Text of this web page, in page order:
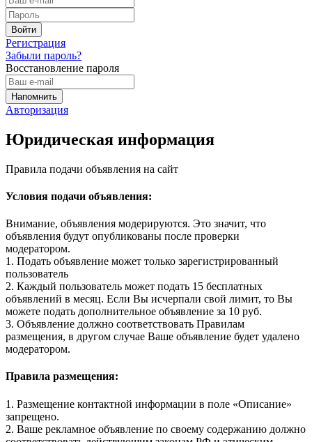
Регистрация
Забыли пароль?
Восстановление пароля
Авторизация
Юридическая информация
Правила подачи объявления на сайт
Условия подачи объявления:
Внимание, объявления модерируются. Это значит, что
объявления будут опубликованы после проверки
модератором.
1. Подать объявление может только зарегистрированный
пользователь
2. Каждый пользователь может подать 15 бесплатных
объявлений в месяц. Если Вы исчерпали свой лимит, то Вы
можете подать дополнительное объявление за 10 руб.
3. Объявление должно соответствовать Правилам
размещения, в другом случае Ваше объявление будет удалено
модератором.
Правила размещения:
1. Размещение контактной информации в поле «Описание»
запрещено.
2. Ваше рекламное объявление по своему содержанию должно